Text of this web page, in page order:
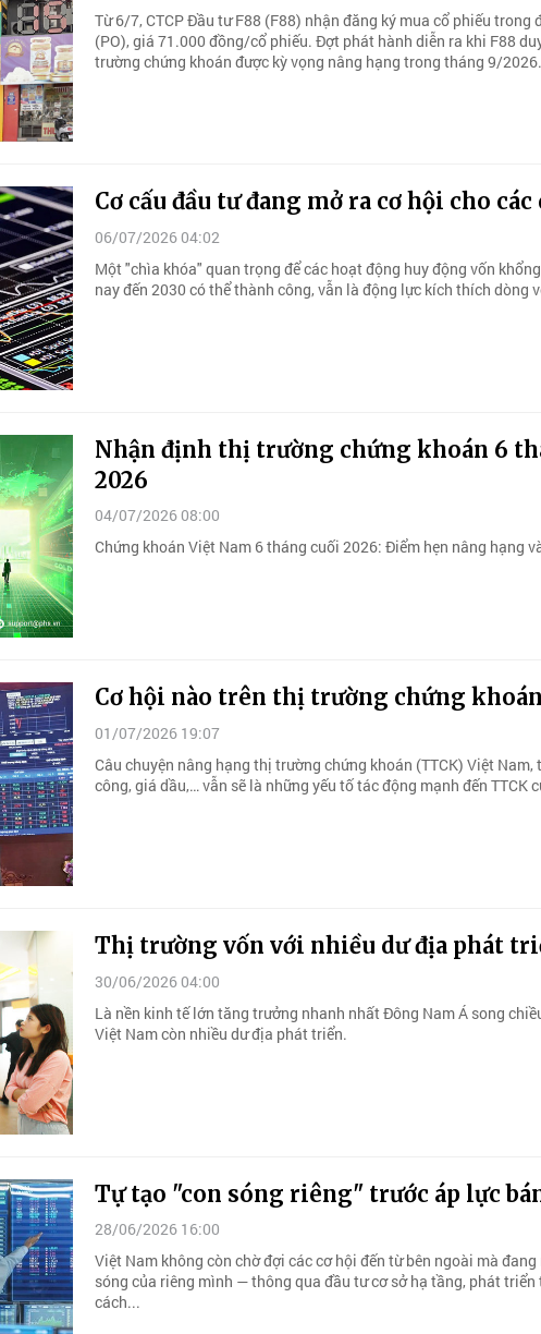
Từ 6/7, CTCP Đầu tư F88 (F88) nhận đăng ký mua cổ phiếu trong
(PO), giá 71.000 đồng/cổ phiếu. Đợt phát hành diễn ra khi F88
trường chứng khoán được kỳ vọng nâng hạng trong tháng 9/2026.
Cơ cấu đầu tư đang mở ra cơ hội cho
06/07/2026 04:02
Một "chìa khóa" quan trọng để các hoạt động huy động vốn
nay đến 2030 có thể thành công, vẫn là động lực kích thích dòng
Nhận định thị trường chứng khoán 6
2026
04/07/2026 08:00
Chứng khoán Việt Nam 6 tháng cuối 2026: Điểm hẹn nâng hạng
Cơ hội nào trên thị trường chứng
01/07/2026 19:07
Câu chuyện nâng hạng thị trường chứng khoán (TTCK) Việt
công, giá dầu,… vẫn sẽ là những yếu tố tác động mạnh đến TTCK
Thị trường vốn với nhiều dư địa phát
30/06/2026 04:00
Là nền kinh tế lớn tăng trưởng nhanh nhất Đông Nam Á song
Việt Nam còn nhiều dư địa phát triển.
Tự tạo "con sóng riêng" trước áp lực
28/06/2026 16:00
Việt Nam không còn chờ đợi các cơ hội đến từ bên ngoài mà
sóng của riêng mình — thông qua đầu tư cơ sở hạ tầng, phát
cách...